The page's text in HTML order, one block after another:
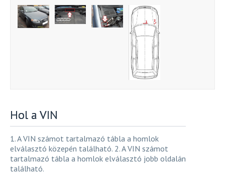
Hol a VIN
1. A VIN számot tartalmazó tábla a homlok
elválasztó közepén található. 2. A VIN számot
tartalmazó tábla a homlok elválasztó jobb oldalán
található.